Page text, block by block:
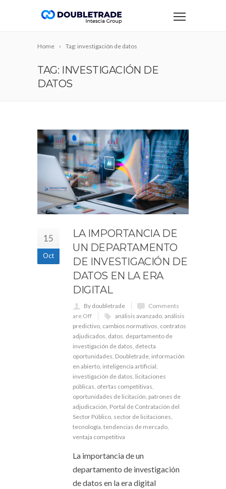
Home Tag: investigación de datos
TAG: INVESTIGACIÓN DE
DATOS
15
Oct
LA IMPORTANCIA DE
UN DEPARTAMENTO
DE INVESTIGACIÓN DE
DATOS EN LA ERA
DIGITAL
By doubletrade
Comments
are Off
análisis avanzado, análisis
predictivo, cambios normativos, contratos
adjudicados, datos, departamento de
investigación de datos, detecta
oportunidades, Doubletrade, información
en abierto, inteligencia artificial,
investigación de datos, licitaciones
públicas, ofertas competitivas,
oportunidades de licitación, patrones de
adjudicación, Portal de Contratación del
Sector Público, sector de licitaciones,
tecnología, tendencias de mercado,
ventaja competitiva
La importancia de un
departamento de investigación
de datos en la era digital